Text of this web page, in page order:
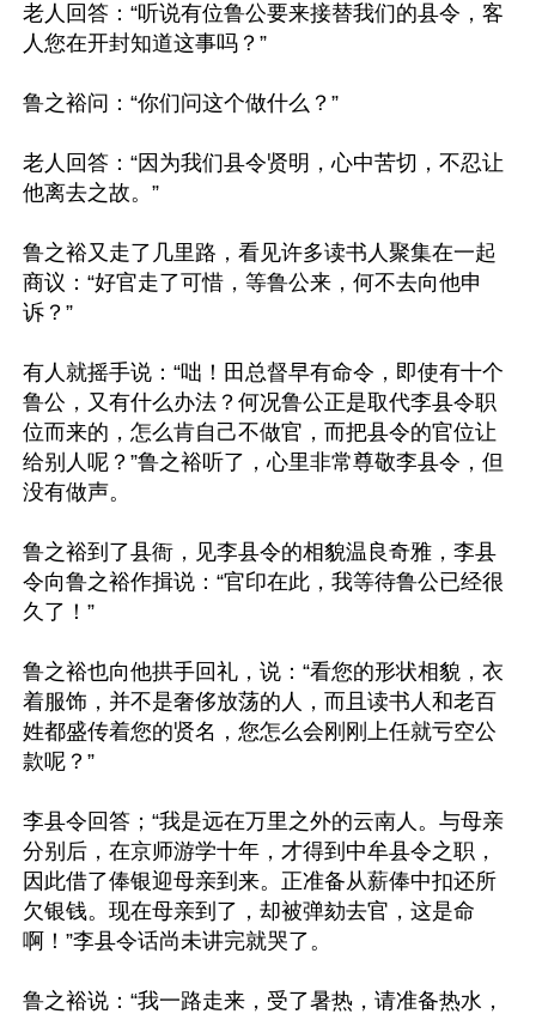
老人回答：“听说有位鲁公要来接替我们的县令，客
人您在开封知道这事吗？”
鲁之裕问：“你们问这个做什么？”
老人回答：“因为我们县令贤明，心中苦切，不忍让
他离去之故。”
鲁之裕又走了几里路，看见许多读书人聚集在一起
商议：“好官走了可惜，等鲁公来，何不去向他申
诉？”
有人就摇手说：“咄！田总督早有命令，即使有十个
鲁公，又有什么办法？何况鲁公正是取代李县令职
位而来的，怎么肯自己不做官，而把县令的官位让
给别人呢？”鲁之裕听了，心里非常尊敬李县令，但
没有做声。
鲁之裕到了县衙，见李县令的相貌温良奇雅，李县
令向鲁之裕作揖说：“官印在此，我等待鲁公已经很
久了！”
鲁之裕也向他拱手回礼，说：“看您的形状相貌，衣
着服饰，并不是奢侈放荡的人，而且读书人和老百
姓都盛传着您的贤名，您怎么会刚刚上任就亏空公
款呢？”
李县令回答；“我是远在万里之外的云南人。与母亲
分别后，在京师游学十年，才得到中牟县令之职，
因此借了俸银迎母亲到来。正准备从薪俸中扣还所
欠银钱。现在母亲到了，却被弹劾去官，这是命
啊！”李县令话尚未讲完就哭了。
鲁之裕说：“我一路走来，受了暑热，请准备热水，